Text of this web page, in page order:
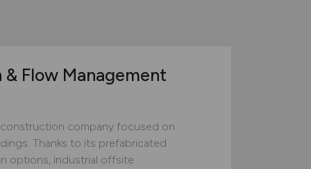
Flow Management
company focused on
Thanks to its prefabricated
options, industrial offsite